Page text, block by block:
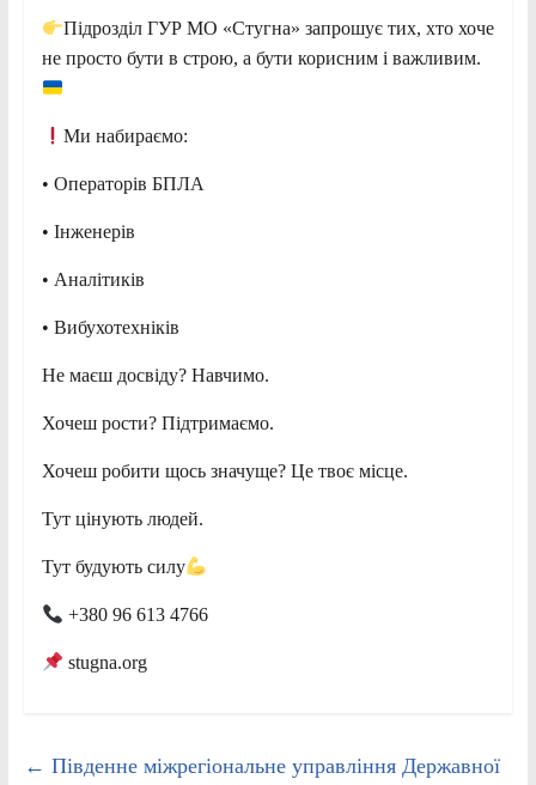
Підрозділ ГУР МО «Стугна» запрошує тих, хто хоче
не просто бути в строю, а бути корисним і важливим.
Ми набираємо:
• Операторів БПЛА
• Інженерів
• Аналітиків
• Вибухотехніків
Не маєш досвіду? Навчимо.
Хочеш рости? Підтримаємо.
Хочеш робити щось значуще? Це твоє місце.
Тут цінують людей.
Тут будують силу
+380 96 613 4766
stugna.org
← Південне міжрегіональне управління Державної